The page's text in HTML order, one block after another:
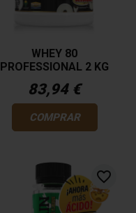
WHEY 80
PROFESSIONAL 2 KG
83,94 €
COMPRAR
favorite_border